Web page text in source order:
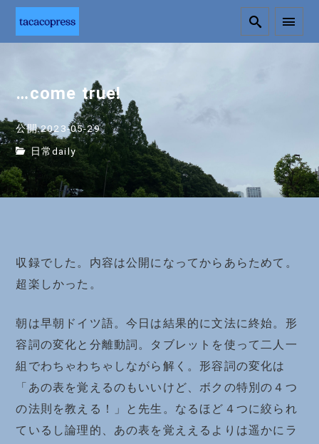
…come true!
公開:2023-05-29
日常daily
収録でした。内容は公開になってからあらためて。
超楽しかった。
朝は早朝ドイツ語。今日は結果的に文法に終始。形
容詞の変化と分離動詞。タブレットを使って二人一
組でわちゃわちゃしながら解く。形容詞の変化は
「あの表を覚えるのもいいけど、ボクの特別の４つ
の法則を教える！」と先生。なるほど４つに絞られ
ているし論理的、あの表を覚ええるよりは遥かにラ